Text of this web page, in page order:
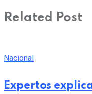
Related Post
Nacional
Expertos